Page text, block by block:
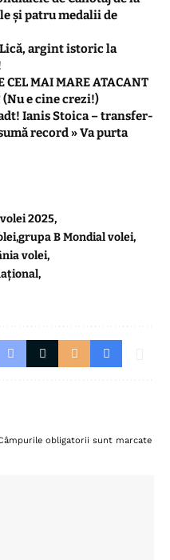
și patru medalii de
argint istoric la
CEL MAI MARE ATACANT
(Nu e cine crezi!)
Ianis Stoica – transfer-
record » Va purta
2025
grupa B Mondial volei
volei
obligatorii sunt marcate